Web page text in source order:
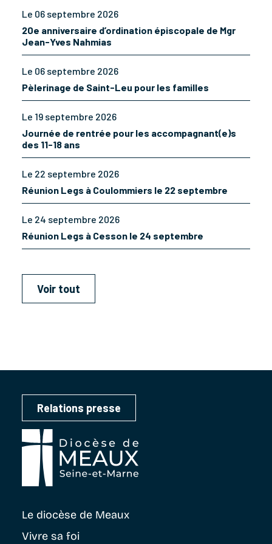
Le 06 septembre 2026
20e anniversaire d’ordination épiscopale de Mgr
Jean-Yves Nahmias
Le 06 septembre 2026
Pèlerinage de Saint-Leu pour les familles
Le 19 septembre 2026
Journée de rentrée pour les accompagnant(e)s
des 11-18 ans
Le 22 septembre 2026
Réunion Legs à Coulommiers le 22 septembre
Le 24 septembre 2026
Réunion Legs à Cesson le 24 septembre
Voir tout
Relations presse
Le diocèse de Meaux
Vivre sa foi